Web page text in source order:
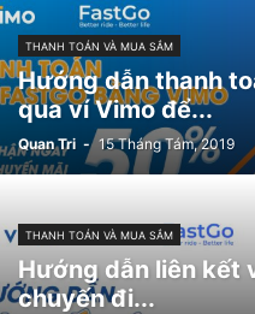
THANH TOÁN VÀ MUA SẮM
Hướng dẫn thanh
qua ví Vimo để...
Quan Tri - 15 Tháng Tám, 2019
THANH TOÁN VÀ MUA SẮM
Hướng dẫn liên kết
chuyến đi...